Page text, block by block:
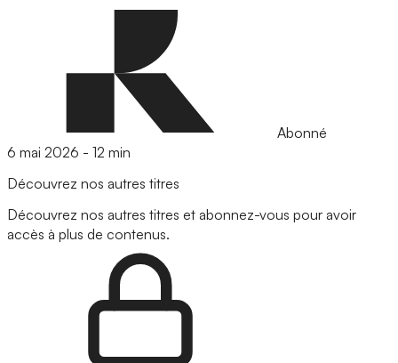
Abonné
6 mai 2026 - 12 min
Découvrez nos autres titres
Découvrez nos autres titres et abonnez-vous pour avoir
accès à plus de contenus.